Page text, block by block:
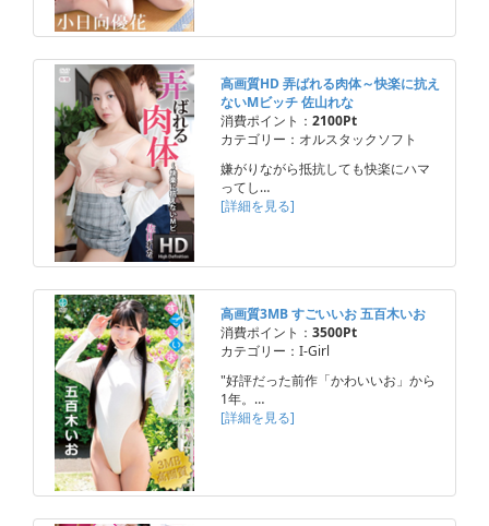
高画質HD 弄ばれる肉体～快楽に抗え
ないMビッチ 佐山れな
消費ポイント： 2100Pt
カテゴリー：オルスタックソフト
嫌がりながら抵抗しても快楽にハマ
ってし…
[詳細を見る]
高画質3MB すごいいお 五百木いお
消費ポイント： 3500Pt
カテゴリー：I-Girl
"好評だった前作「かわいいお」から
1年。…
[詳細を見る]